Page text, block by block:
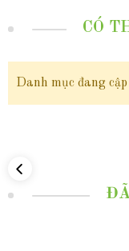
Bông tai ngọc trai thật
ngọc trai đẹp cho nữ mã
với sự lấp lánh nhẹ
trang phục khác nhau
hay trang phục dự tiệc...
CÓ
Danh mục đang